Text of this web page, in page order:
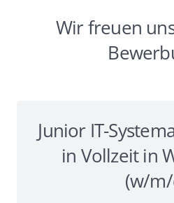
Wir freuen
Junior IT-
in Vollzeit in
(w/